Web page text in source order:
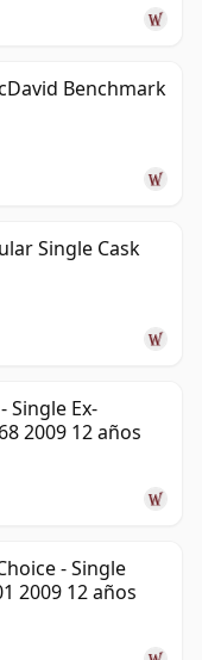
Benchmark
Single Cask
Single Ex-
2009 12 años
- Single
2009 12 años